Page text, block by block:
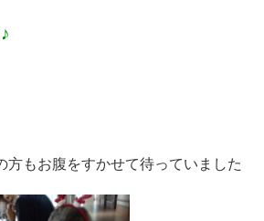
もお腹をすかせて待っていました